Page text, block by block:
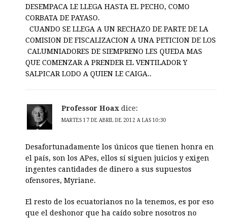
DESEMPACA LE LLEGA HASTA EL PECHO, COMO
CORBATA DE PAYASO.
CUANDO SE LLEGA A UN RECHAZO DE PARTE DE LA
COMISION DE FISCALIZACION A UNA PETICION DE LOS
CALUMNIADORES DE SIEMPRENO LES QUEDA MAS
QUE COMENZAR A PRENDER EL VENTILADOR Y
SALPICAR LODO A QUIEN LE CAIGA..
Professor Hoax dice:
MARTES 17 DE ABRIL DE 2012 A LAS 10:30
Desafortunadamente los únicos que tienen honra en
el país, son los APes, ellos sí siguen juicios y exigen
ingentes cantidades de dinero a sus supuestos
ofensores, Myriane.
El resto de los ecuatorianos no la tenemos, es por eso
que el deshonor que ha caído sobre nosotros no